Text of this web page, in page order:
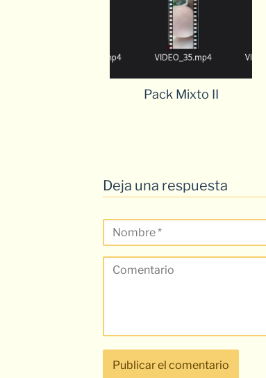
Pack Mixto II
Deja una respuesta